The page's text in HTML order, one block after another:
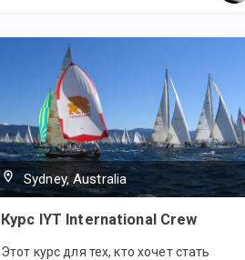
Sydney, Australia
Курс IYT International Crew
Этот курс для тех, кто хочет стать